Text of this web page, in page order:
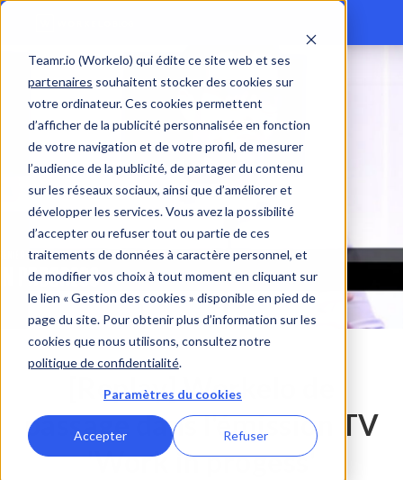
Teamr.io (Workelo) qui édite ce site web et ses
partenaires souhaitent stocker des cookies sur
votre ordinateur. Ces cookies permettent
d’afficher de la publicité personnalisée en fonction
de votre navigation et de votre profil, de mesurer
l’audience de la publicité, de partager du contenu
sur les réseaux sociaux, ainsi que d’améliorer et
développer les services. Vous avez la possibilité
d’accepter ou refuser tout ou partie de ces
traitements de données à caractère personnel, et
de modifier vos choix à tout moment en cliquant sur
le lien « Gestion des cookies » disponible en pied de
page du site. Pour obtenir plus d’information sur les
cookies que nous utilisons, consultez notre
politique de confidentialité.
Paramètres du cookies
Accepter Refuser
[Replay] Workelo de
passage dans l'émission TV
'Work in progess'